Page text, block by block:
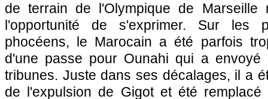
de terrain de l'Olympique de Marseille
l'opportunité de s'exprimer. Sur les
phocéens, le Marocain a été parfois
d'une passe pour Ounahi qui a
tribunes. Juste dans ses décalages, il a
de l'expulsion de Gigot et été